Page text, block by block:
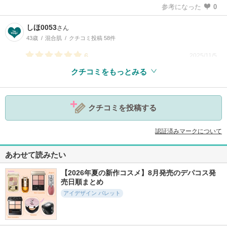
参考になった 0
しほ0053さん
43歳 混合肌 クチコミ投稿 58件
6 2025/11/5
クチコミをもっとみる
クチコミを投稿する
認証済みマークについて
あわせて読みたい
【2026年夏の新作コスメ】8月発売のデパコス発
売日順まとめ
アイデザイン パレット